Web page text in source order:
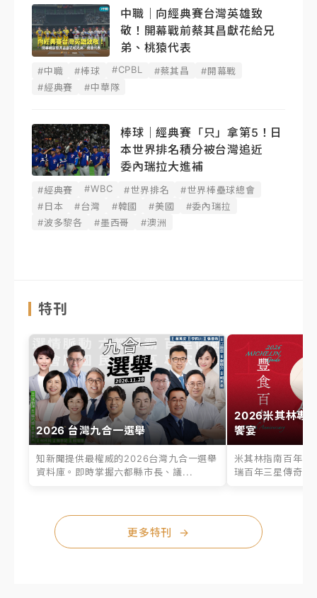
中職｜向經典賽台灣英雄致
敬！開幕戰前蔡其昌獻花給兄
弟、桃猿代表
#中職 #棒球 #CPBL #蔡其昌
#開幕戰
#經典賽
#中華隊
棒球｜經典賽「只」拿第5！日
本世界排名積分被台灣追近
委內瑞拉大進補
#經典賽 #WBC #世界排名
#世界棒壘球總會
#日本
#台灣 #韓國 #美國
#委內瑞拉
#波多黎各
#墨西哥 #澳洲
特刊
2026 台灣九合一選舉
知新聞提供最權威的2026台灣九合一選舉
資料庫。即時掌握六都縣市長、議...
2026米其林專
饗宴
米其林指南百年之
瑞百年三星傳奇、
更多特刊 →